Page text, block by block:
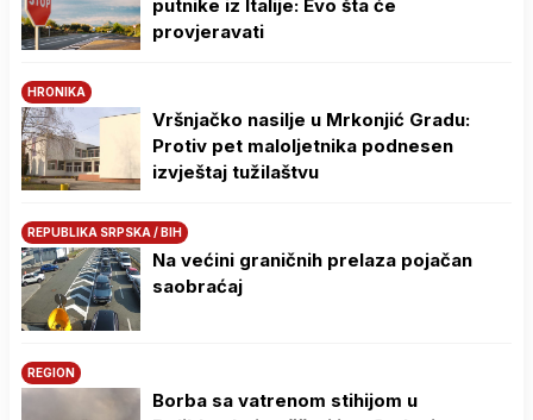
putnike iz Italije: Evo šta će
provjeravati
HRONIKA
Vršnjačko nasilje u Mrkonjić Gradu:
Protiv pet maloljetnika podnesen
izvještaj tužilaštvu
REPUBLIKA SRPSKA / BIH
Na većini graničnih prelaza pojačan
saobraćaj
REGION
Borba sa vatrenom stihijom u